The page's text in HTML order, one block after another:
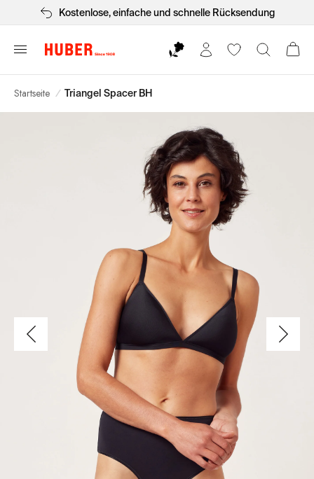
Kostenlose, einfache und schnelle Rücksendung
Startseite / Triangel Spacer BH